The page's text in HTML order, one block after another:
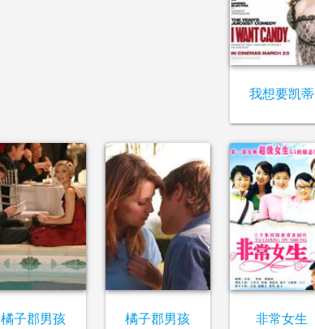
我想要凯蒂
橘子郡男孩 橘子郡男孩 非常女生